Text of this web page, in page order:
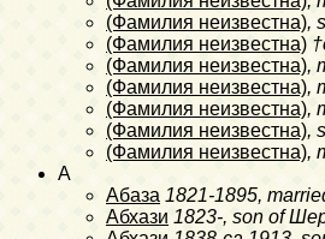
(Фамилия неизвестна),
(Фамилия неизвестна)
(Фамилия неизвестна),
(Фамилия неизвестна),
(Фамилия неизвестна),
(Фамилия неизвестна),
(Фамилия неизвестна),
A
Абаза 1821-1895,
Абхази 1823-, son of